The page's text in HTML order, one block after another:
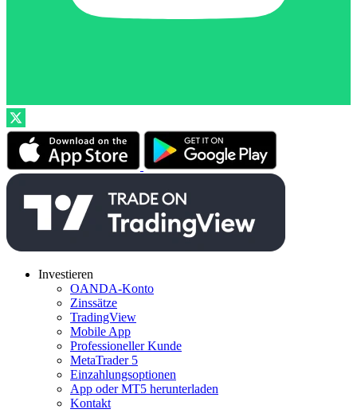
Investieren
OANDA-Konto
Zinssätze
TradingView
Mobile App
Professioneller Kunde
MetaTrader 5
Einzahlungsoptionen
App oder MT5 herunterladen
Kontakt